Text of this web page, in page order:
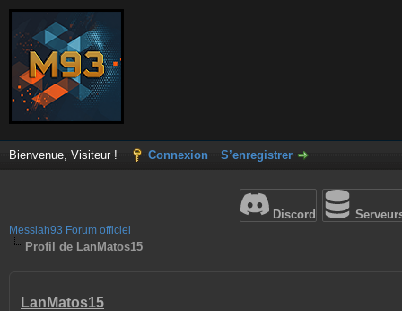
Bienvenue, Visiteur ! Connexion S’enregistrer
Discord
Messiah93 Forum officiel
Profil de LanMatos15
LanMatos15